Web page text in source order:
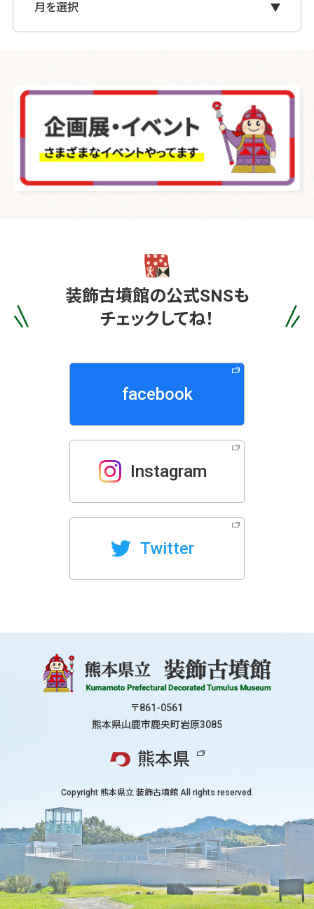
装飾古墳館の公式SNSも
チェックしてね！
facebook
Instagram
Twitter
〒861-0561
熊本県山鹿市鹿央町岩原3085
熊本県
Copyright熊本県立 装飾古墳館 All rights reserved.